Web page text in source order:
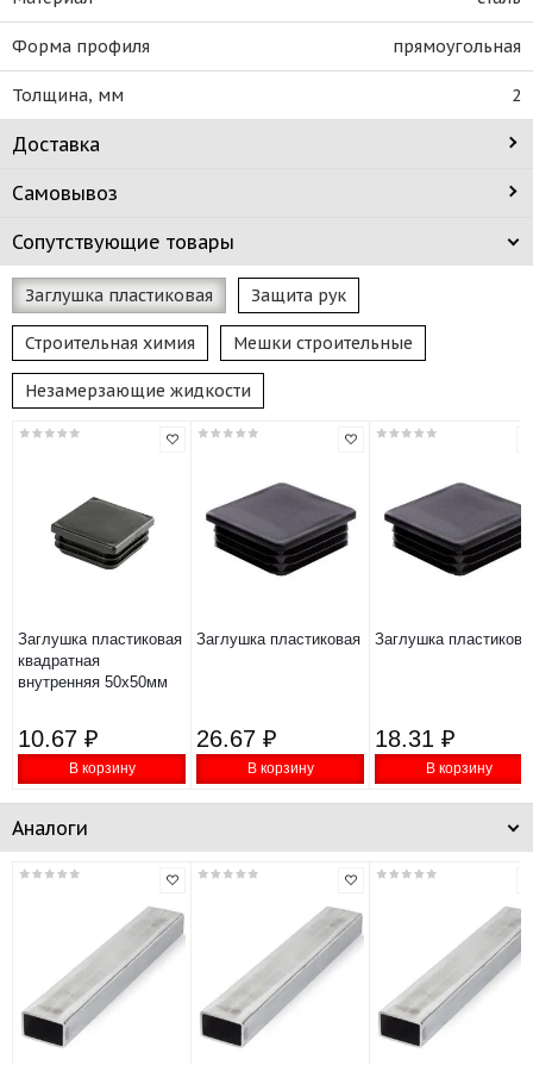
Форма профиля прямоугольная
Толщина, мм 2
Доставка
Самовывоз
Сопутствующие товары
Заглушка пластиковая Защита рук
Строительная химия Мешки строительные
Незамерзающие жидкости
Заглушка пластиковая
квадратная
внутренняя 50х50мм
10.67 ₽
В корзину
Заглушка пластиковая квадратная
26.67 ₽
В корзину
Заглушка
18.31 ₽
В корзину
Аналоги